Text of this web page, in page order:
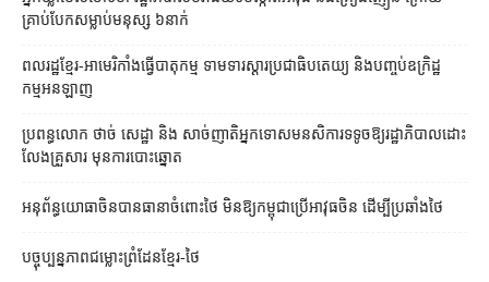
គ្រាប់បែកសម្លាប់មនុស្ស ៦នាក់
ពលរដ្ឋខ្មែរ-អាមេរិកាំងធ្វើបាតុកម្ម ទាមទារស្ដារប្រជាធិបតេយ្យ និងបញ្ចប់ឧក្រិដ្ឋ
កម្មអនឡាញ
ប្រពន្ធ​លោក ថាច់ សេដ្ឋា និង សាច់ញាតិ​អ្នកទោស​មនសិការ​ទទូច​ឱ្យ​រដ្ឋាភិបាល​ដោះ
លែង​គ្រួសារ មុន​ការបោះឆ្នោត
អនុព័ន្ធយោធាចិនបានធានាចំពោះថៃ មិនឱ្យកម្ពុជាប្រើអាវុធចិន ដើម្បីប្រឆាំងថៃ
បច្ចុប្បន្នភាពជម្លោះព្រំដែនខ្មែរ-ថៃ